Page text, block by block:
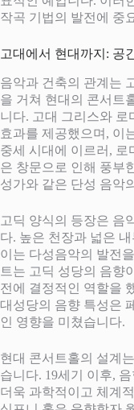
작곡 기법의 발전에 중
고대에서 현대까지: 공
음악과 건축의 관계는
을 거쳐 현대의 콘서트
니다. 고대 그리스와 로
효과를 제공했으며, 이
중세 시대에 이르러,
은 창문으로 인해 풍부
성가와 같은 단성 음악
고딕 양식의 등장은 음
다. 높은 천장과 넓은
이는 다성음악의 발전
트는 고딕 성당의 음향
전에 결정적인 역할을
대성당의 음향 특성은
인 영향을 미쳤습니다.
현대 콘서트홀의 설계
습니다. 19세기 이후,
더욱 과학적이고 체계